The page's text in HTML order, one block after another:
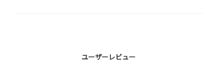
ユーザーレビュー